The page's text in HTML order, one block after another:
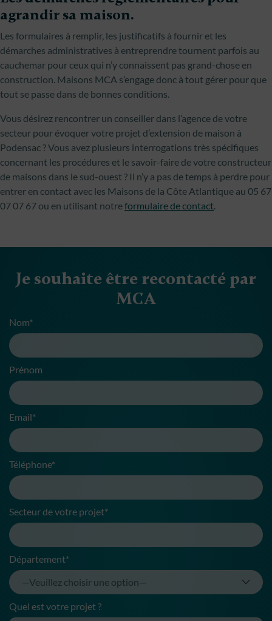
agrandir sa maison.
Les formulaires à remplir, les justificatifs à fournir et les
démarches administratives à entreprendre tournent parfois au
cauchemar pour ceux qui n’y connaissent pas grand-chose en
construction. Maisons MCA s’engage donc à tout gérer pour que
tout se passe dans de bonnes conditions.
Vous désirez rencontrer un conseiller dans l’agence de votre
secteur pour évoquer votre projet d’extension de maison à
Podensac ? Vous avez plusieurs interrogations très spécifiques
concernant les procédures et le savoir-faire de votre constructeur
de maisons dans le sud-ouest ? Il n’y a pas de temps à perdre pour
entrer en contact avec les Maisons de la Côte Atlantique au 05 67
07 07 67 ou en utilisant notreformulaire de contact.
Je souhaite être recontacté par
MCA
Nom*
Prénom
Email*
Téléphone*
Secteur de votre projet*
Département*
Quel est votre projet ?